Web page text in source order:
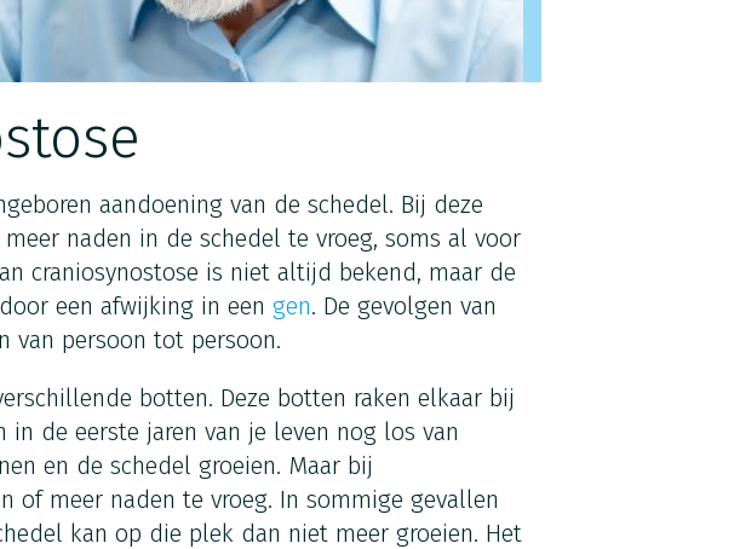
aandoening van de schedel. Bij deze
naden in de schedel te vroeg, soms al voor
craniosynostose is niet altijd bekend, maar de
een afwijking in een gen. De gevolgen van
van persoon tot persoon.
botten. Deze botten raken elkaar bij
in de eerste jaren van je leven nog los van
en de schedel groeien. Maar bij
of meer naden te vroeg. In sommige gevallen
kan op die plek dan niet meer groeien. Het